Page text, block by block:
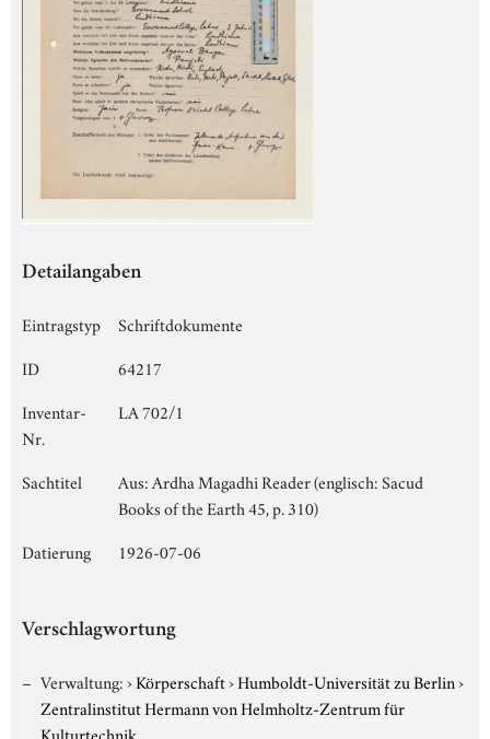
Detailangaben
Eintragstyp
Schriftdokumente
ID
64217
Inventar-
Nr.
LA 702/1
Sachtitel
Aus: Ardha Magadhi Reader (englisch: Sacud
Books of the Earth 45, p. 310)
Datierung
1926-07-06
Verschlagwortung
Verwaltung:›Körperschaft›Humboldt-Universität zu Berlin›
Zentralinstitut Hermann von Helmholtz-Zentrum für
Kulturtechnik